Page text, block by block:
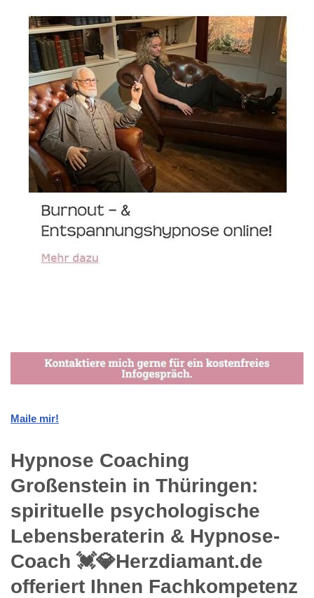
Maile mir!
Hypnose Coaching
Großenstein in Thüringen:
spirituelle psychologische
Lebensberaterin & Hypnose-
Coach 💓️💎Herzdiamant.de
offeriert Ihnen Fachkompetenz